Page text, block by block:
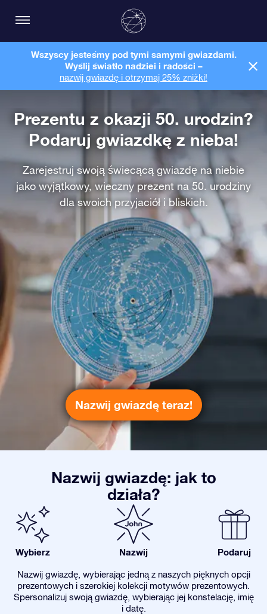
Wszyscy jesteśmy pod tymi samymi gwiazdami.
Wyślij światło nadziei i radości –
nazwij gwiazdę i otrzymaj 25% zniżki!
Prezentu z okazji 50. urodzin?
Podaruj gwiazdkę z nieba!
Zarejestruj swoją świecącą gwiazdę na niebie
jako wyjątkowy, wieczny prezent na 50. urodziny
dla swoich przyjaciół i bliskich.
Nazwij gwiazdę teraz!
Nazwij gwiazdę: jak to
działa?
Wybierz Nazwij Podaruj
Nazwij gwiazdę, wybierając jedną z naszych pięknych opcji
prezentowych i szerokiej kolekcji motywów prezentowych.
Spersonalizuj swoją gwiazdę, wybierając jej konstelację, imię
i datę.